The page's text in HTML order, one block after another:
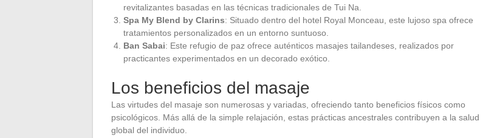
revitalizantes basadas en las técnicas tradicionales de Tui Na.
Spa My Blend by Clarins: Situado dentro del hotel Royal Monceau, este lujoso spa ofrece
tratamientos personalizados en un entorno suntuoso.
Ban Sabai: Este refugio de paz ofrece auténticos masajes tailandeses, realizados por
practicantes experimentados en un decorado exótico.
Los beneficios del masaje
Las virtudes del masaje son numerosas y variadas, ofreciendo tanto beneficios físicos como
psicológicos. Más allá de la simple relajación, estas prácticas ancestrales contribuyen a la salud
global del individuo.